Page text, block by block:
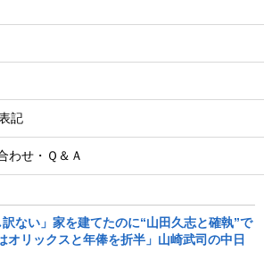
記
わせ・Ｑ＆Ａ
ない」家を建てたのに“山田久志と確執”で
オリックスと年俸を折半」山崎武司の中日